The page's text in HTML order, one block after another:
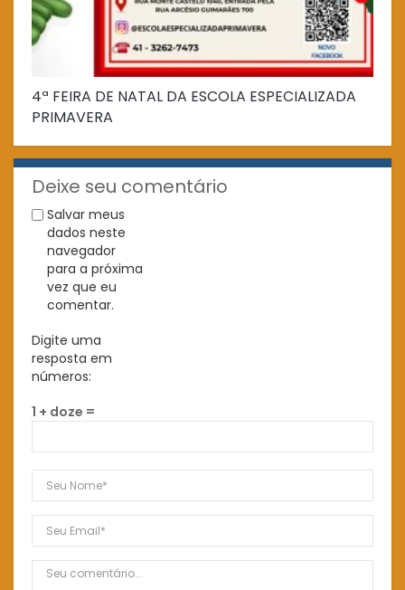
4ª FEIRA DE NATAL DA ESCOLA ESPECIALIZADA
PRIMAVERA
Deixe seu comentário
Salvar meus
dados neste
navegador
para a próxima
vez que eu
comentar.
Digite uma
resposta em
números:
1 + doze =